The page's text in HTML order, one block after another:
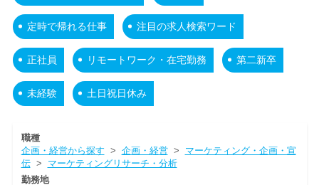
定時で帰れる仕事 注目の求人検索ワード
正社員 リモートワーク・在宅勤務 第二新卒
未経験 土日祝日休み
職種
企画・経営から探す > 企画・経営> マーケティング・企画・宣
伝> マーケティングリサーチ・分析
勤務地